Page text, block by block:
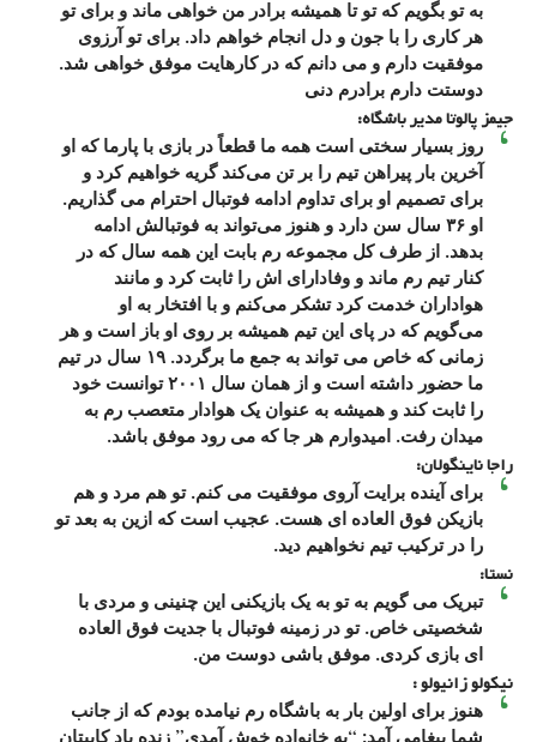
به تو بگویم که تو تا همیشه برادر من خواهی ماند و برای تو
هر کاری را با جون و دل انجام خواهم داد. برای تو آرزوی
موفقیت دارم و می دانم که در کارهایت موفق خواهی شد.
دوستت دارم برادرم دنی
جیمز پالوتا مدیر باشگاه:
روز بسیار سختی است همه ما قطعاً در بازی با پارما که او
آخرین بار پیراهن تیم را بر تن می‌کند گریه خواهیم کرد و
برای تصمیم او برای تداوم ادامه فوتبال احترام می گذاریم.
او ۳۶ سال سن دارد و هنوز می‌تواند به فوتبالش ادامه
بدهد. از طرف کل مجموعه رم بابت این همه سال که در
کنار تیم رم ماند و وفادارای اش را ثابت کرد و مانند
هواداران خدمت کرد تشکر می‌کنم و با افتخار به او
می‌گویم که در پای این تیم همیشه بر روی او باز است و هر
زمانی که خاص می تواند به جمع ما برگردد. ۱۹ سال در تیم
ما حضور داشته است و از همان سال ۲۰۰۱ توانست خود
را ثابت کند و همیشه به عنوان یک هوادار متعصب رم به
میدان رفت. امیدوارم هر جا که می رود موفق باشد.
راجا ناینگولان:
برای آینده برایت آروی موفقیت می کنم. تو هم مرد و هم
بازیکن فوق العاده ای هست. عجیب است که ازین به بعد تو
را در ترکیب تیم نخواهیم دید.
نستا:
تبریک می گویم به تو به یک بازیکنی این چنینی و مردی با
شخصیتی خاص. تو در زمینه فوتبال با جدیت فوق العاده
ای بازی کردی. موفق باشی دوست من.
نیکولو زانیولو :
هنوز برای اولین بار به باشگاه رم نیامده بودم که از جانب